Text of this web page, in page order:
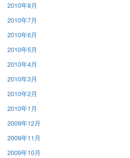
2010年8月
2010年7月
2010年6月
2010年5月
2010年4月
2010年3月
2010年2月
2010年1月
2009年12月
2009年11月
2009年10月